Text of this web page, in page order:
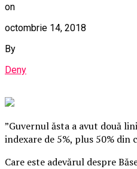
on
octombrie 14, 2018
By
Deny
”Guvernul ăsta a avut două
indexare de 5%, plus 50%
Care este adevărul despre